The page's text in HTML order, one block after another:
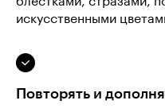
искусственными
Повторять и